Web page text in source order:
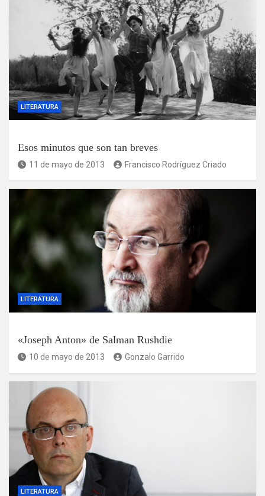
LITERATURA
Esos minutos que son tan breves
11 de mayo de 2013 Francisco Rodríguez Criado
LITERATURA
«Joseph Anton» de Salman Rushdie
10 de mayo de 2013 Gonzalo Garrido
LITERATURA